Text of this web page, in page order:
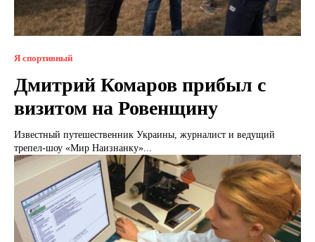
Я спортивный
Дмитрий Комаров прибыл с
визитом на Ровенщину
Известный путешественник Украины, журналист и ведущий
трепел-шоу «Мир Наизнанку»...